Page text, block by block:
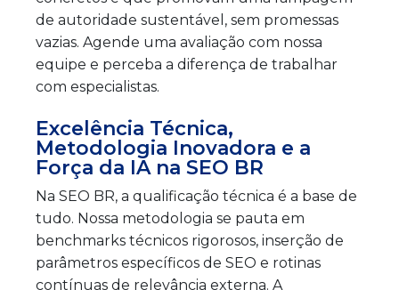
de autoridade sustentável, sem promessas
vazias. Agende uma avaliação com nossa
equipe e perceba a diferença de trabalhar
com especialistas.
Excelência Técnica,
Metodologia Inovadora e a
Força da IA na SEO BR
Na SEO BR, a qualificação técnica é a base de
tudo. Nossa metodologia se pauta em
benchmarks técnicos rigorosos, inserção de
parâmetros específicos de SEO e rotinas
contínuas de relevância externa. A